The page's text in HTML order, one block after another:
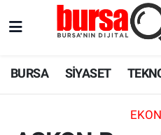
BURSA SİYASET